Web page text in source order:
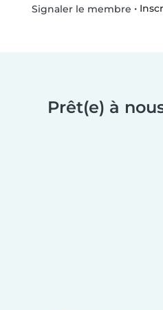
Signaler le membre •
Prêt(e) à